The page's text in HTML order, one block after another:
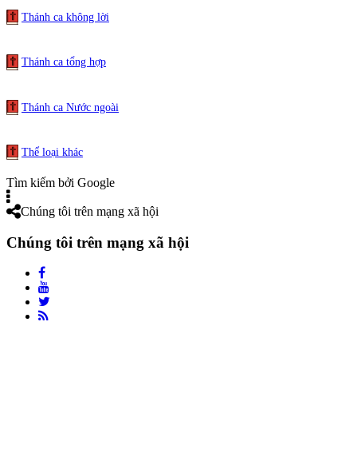
Thánh ca không lời
Thánh ca tổng hợp
Thánh ca Nước ngoài
Thể loại khác
Tìm kiếm bởi Google
Chúng tôi trên mạng xã hội
Chúng tôi trên mạng xã hội